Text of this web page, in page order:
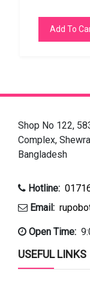
Add To
Shop No 122,
Complex,
Bangladesh
Hotline:
Email:
Open Time:
USEFUL LINKS